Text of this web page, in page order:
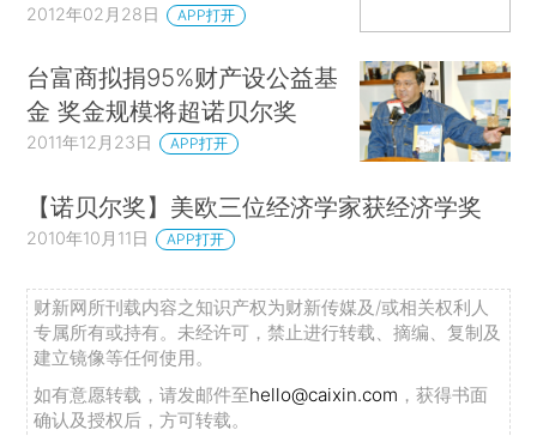
2012年02月28日 APP打开
台富商拟捐95%财产设公益基
金 奖金规模将超诺贝尔奖
2011年12月23日 APP打开
【诺贝尔奖】美欧三位经济学家获经济学奖
2010年10月11日 APP打开
财新网所刊载内容之知识产权为财新传媒及/或相关权利人
专属所有或持有。未经许可，禁止进行转载、摘编、复制及
建立镜像等任何使用。
如有意愿转载，请发邮件至hello@caixin.com ，获得书面
确认及授权后，方可转载。